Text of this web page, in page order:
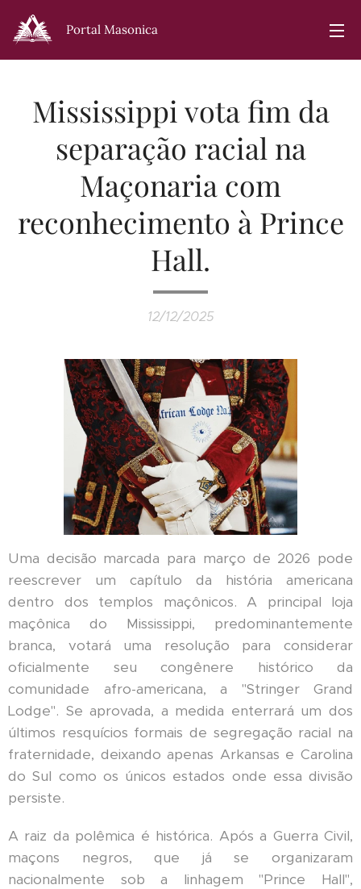
Portal Masonica
Mississippi vota fim da
separação racial na
Maçonaria com
reconhecimento à Prince
Hall.
12/12/2025
Uma decisão marcada para março de 2026 pode
reescrever um capítulo da história americana
dentro dos templos maçônicos. A principal loja
maçônica do Mississippi, predominantemente
branca, votará uma resolução para considerar
oficialmente seu congênere histórico da
comunidade afro-americana, a "Stringer Grand
Lodge". Se aprovada, a medida enterrará um dos
últimos resquícios formais de segregação racial na
fraternidade, deixando apenas Arkansas e Carolina
do Sul como os únicos estados onde essa divisão
persiste.
A raiz da polêmica é histórica. Após a Guerra Civil,
maçons negros, que já se organizaram
nacionalmente sob a linhagem "Prince Hall",